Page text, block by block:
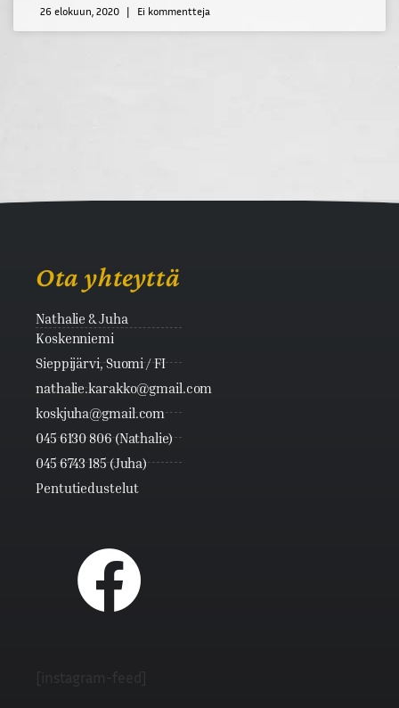
26 elokuun, 2020 Ei kommentteja
Ota yhteyttä
Nathalie & Juha
Koskenniemi
Sieppijärvi, Suomi / FI
nathalie.karakko@gmail.com
koskjuha@gmail.com
045 6130 806 (Nathalie)
045 6743 185 (Juha)
Pentutiedustelut